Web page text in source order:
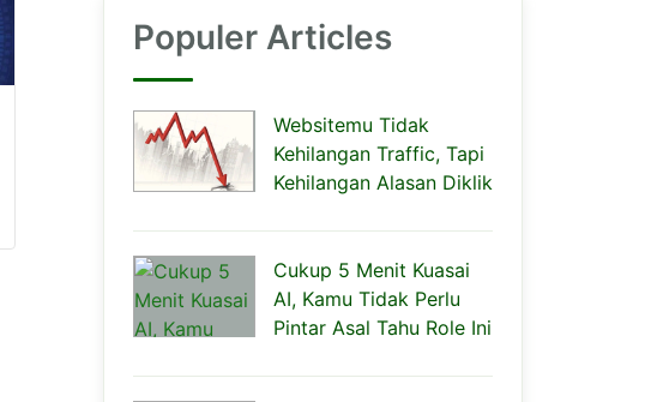
Populer Articles
Websitemu Tidak
Kehilangan Traffic, Tapi
Kehilangan Alasan Diklik
Cukup 5 Menit Kuasai
AI, Kamu Tidak Perlu
Pintar Asal Tahu Role Ini